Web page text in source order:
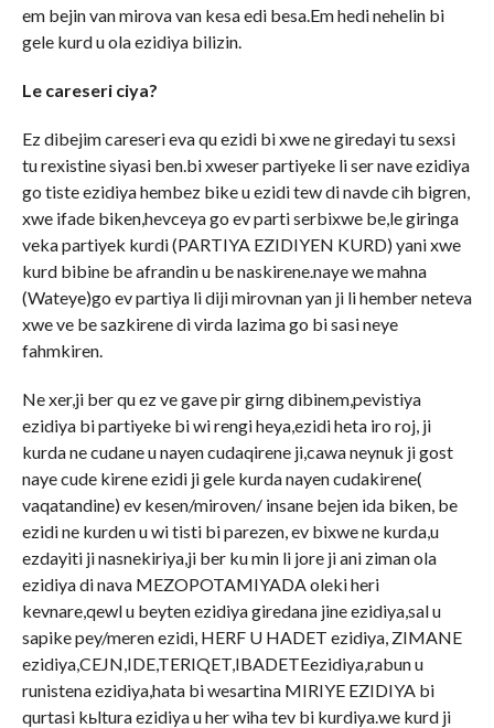
em bejin van mirova van kesa edi besa.Em hedi nehelin bi
gele kurd u ola ezidiya bilizin.
Le careseri ciya?
Ez dibejim careseri eva qu ezidi bi xwe ne giredayi tu sexsi
tu rexistine siyasi ben.bi xweser partiyeke li ser nave ezidiya
go tiste ezidiya hembez bike u ezidi tew di navde cih bigren,
xwe ifade biken,hevceya go ev parti serbixwe be,le giringa
veka partiyek kurdi (PARTIYA EZIDIYEN KURD) yani xwe
kurd bibine be afrandin u be naskirene.naye we mahna
(Wateye)go ev partiya li diji mirovnan yan ji li hember neteva
xwe ve be sazkirene di virda lazima go bi sasi neye
fahmkiren.
Ne xer,ji ber qu ez ve gave pir girng dibinem,pevistiya
ezidiya bi partiyeke bi wi rengi heya,ezidi heta iro roj, ji
kurda ne cudane u nayen cudaqirene ji,cawa neynuk ji gost
naye cude kirene ezidi ji gele kurda nayen cudakirene(
vaqatandine) ev kesen/miroven/ insane bejen ida biken, be
ezidi ne kurden u wi tisti bi parezen, ev bixwe ne kurda,u
ezdayiti ji nasnekiriya,ji ber ku min li jore ji ani ziman ola
ezidiya di nava MEZOPOTAMIYADA oleki heri
kevnare,qewl u beyten ezidiya giredana jine ezidiya,sal u
sapike pey/meren ezidi, HERF U HADET ezidiya, ZIMANE
ezidiya,CEJN,IDE,TERIQET,IBADETEezidiya,rabun u
runistena ezidiya,hata bi wesartina MIRIYE EZIDIYA bi
qurtasi kьltura ezidiya u her wiha tev bi kurdiya.we kurd ji